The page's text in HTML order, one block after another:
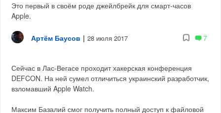
Это первый в своём роде джейлбрейк для смарт-часов
Apple.
Артём Баусов | 28 июля 2017 7
Сейчас в Лас-Вегасе проходит хакерская конференция
DEFCON. На ней сумел отличиться украинский разработчик,
взломавший Apple Watch.
Максим Базалий смог получить полный доступ к файловой